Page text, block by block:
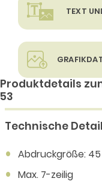
TEXT
Produktdetails
53
Technische
Abdruckgröße:
Max. 7-zeilig